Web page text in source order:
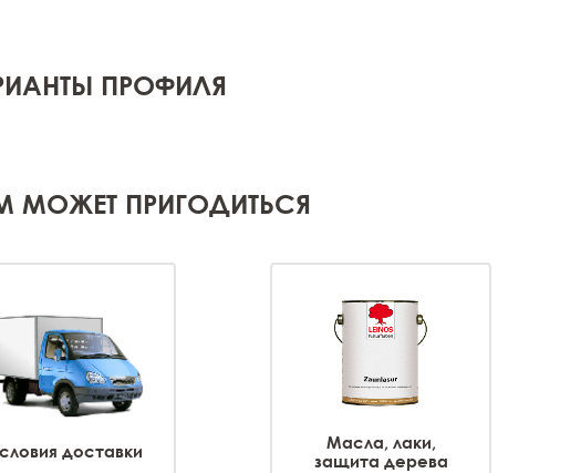
ПРОФИЛЯ
МОЖЕТ ПРИГОДИТЬСЯ
доставки
Масла, лаки,
защита дерева